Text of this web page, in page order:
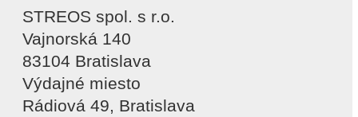
STREOS spol. s r.o.
Vajnorská 140
83104 Bratislava
Výdajné miesto
Rádiová 49, Bratislava